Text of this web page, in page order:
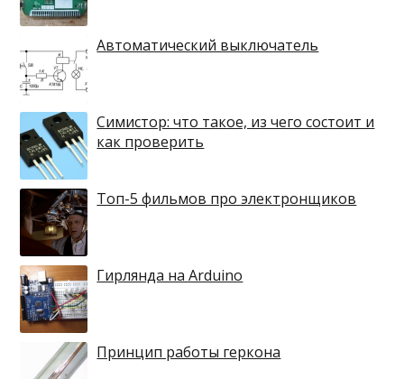
Автоматический выключатель
Симистор: что такое, из чего состоит и
как проверить
Топ-5 фильмов про электронщиков
Гирлянда на Arduino
Принцип работы геркона